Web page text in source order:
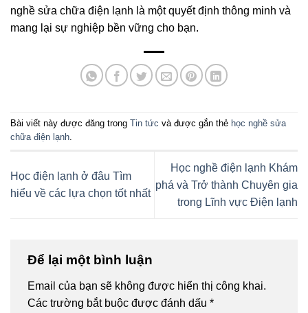
nghề sửa chữa điện lạnh là một quyết định thông minh và
mang lại sự nghiệp bền vững cho bạn.
Bài viết này được đăng trong Tin tức và được gắn thẻ học nghề sửa
chữa điện lạnh.
Học điện lạnh ở đâu Tìm
hiểu về các lựa chọn tốt nhất
Học nghề điện lạnh Khám
phá và Trở thành Chuyên gia
trong Lĩnh vực Điện lạnh
Để lại một bình luận
Email của bạn sẽ không được hiển thị công khai.
Các trường bắt buộc được đánh dấu *